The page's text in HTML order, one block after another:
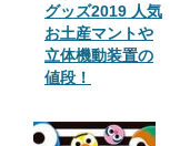
グッズ2019 人気
お土産マントや
立体機動装置の
値段！